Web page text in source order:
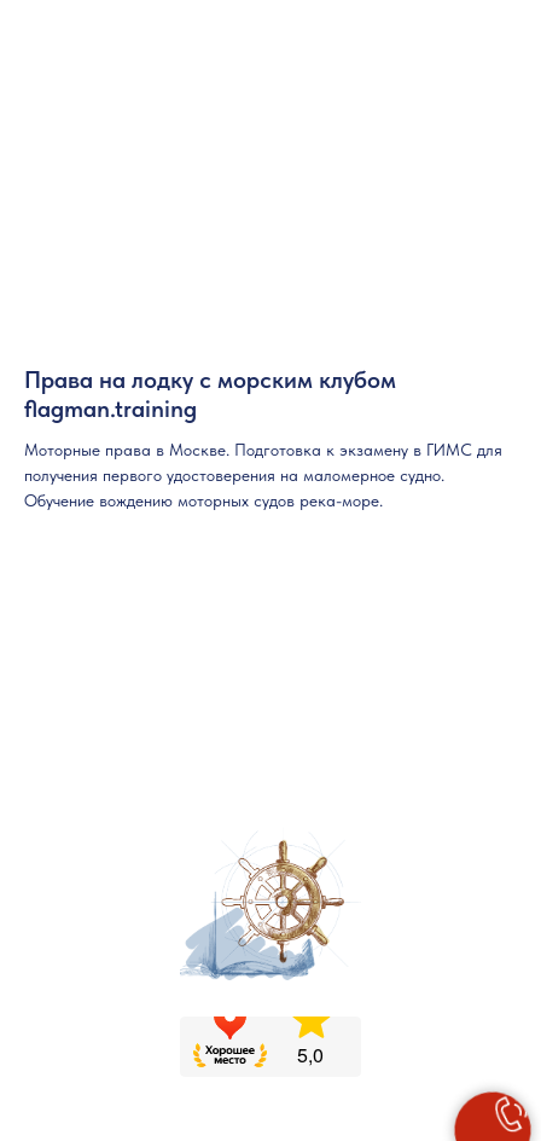
Права на лодку с морским клубом
flagman.training
Моторные права в Москве. Подготовка к экзамену в ГИМС для
получения первого удостоверения на маломерное судно.
Обучение вождению моторных судов река-море.